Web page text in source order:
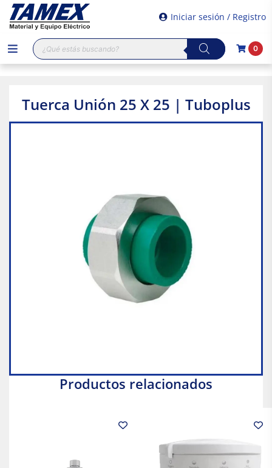
Iniciar sesión / Registro
Búsqueda
de
productos
0
Tuerca Unión 25 X 25 | Tuboplus
Productos relacionados